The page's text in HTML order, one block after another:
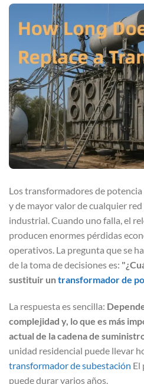
Los transformadores de
y de mayor valor de cualquier
industrial. Cuando uno falla, el
producen enormes pérdidas
operativos. La pregunta que se
de la toma de decisiones es:
sustituir untransformador de
La respuesta es sencilla:
complejidad y, lo que es más
actual de la cadena de
unidad residencial puede llevar
transformador de subestación El
puede durar varios años.